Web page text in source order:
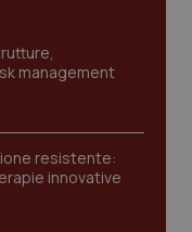
Collo
management
resistente:
innovative
fruibile il
base quali la
aree
di
cookie.